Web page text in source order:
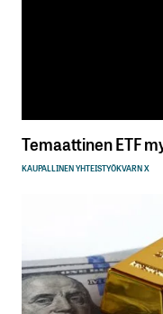
Temaattinen ETF
KAUPALLINEN YHTEISTYÖKVARN X